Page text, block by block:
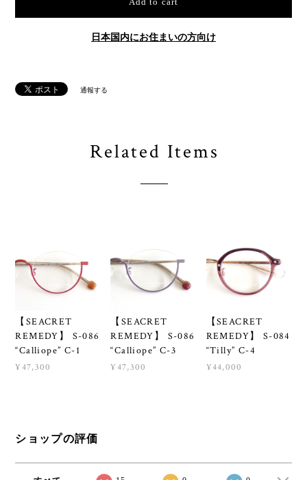
日本国内にお住まいの方向け
通報する
Related Items
【SEACRET
REMEDY】 S-086
“Calliope” C-1
¥47,300
【SEACRET
REMEDY】 S-086
“Calliope” C-3
¥47,300
【SEACRET
REMEDY】 S-084
“Tilly” C-4
¥44,000
ショップの評価